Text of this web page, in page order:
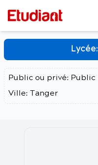
Lycée:
Public ou privé: Public
Ville: Tanger